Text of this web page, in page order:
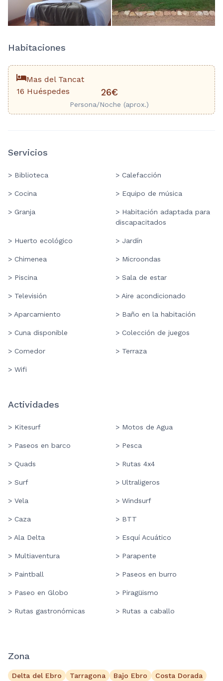
Habitaciones
Mas del Tancat
16 Huéspedes
26€
Persona/Noche (aprox.)
Servicios
> Biblioteca > Calefacción
> Cocina > Equipo de música
> Granja
> Habitación adaptada para
discapacitados
> Huerto ecológico > Jardín
> Chimenea > Microondas
> Piscina > Sala de estar
> Televisión > Aire acondicionado
> Aparcamiento > Baño en la habitación
> Cuna disponible > Colección de juegos
> Comedor > Terraza
> Wifi
Actividades
> Kitesurf > Motos de Agua
> Paseos en barco > Pesca
> Quads > Rutas 4x4
> Surf > Ultraligeros
> Vela > Windsurf
> Caza > BTT
> Ala Delta > Esquí Acuático
> Multiaventura > Parapente
> Paintball > Paseos en burro
> Paseo en Globo > Piragüismo
> Rutas gastronómicas > Rutas a caballo
Zona
Delta del Ebro Tarragona Bajo Ebro
Costa Dorada